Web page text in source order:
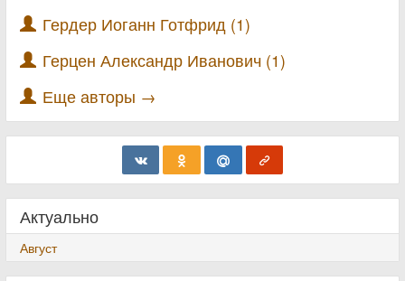
Гердер Иоганн Готфрид (1)
Герцен Александр Иванович (1)
Еще авторы →
Актуально
Август